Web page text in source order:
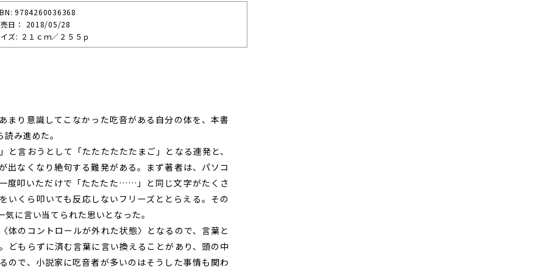
9784260036368
⽇： 2018/05/28
ズ: ２１ｃｍ／２５５ｐ
り意識してこなかった吃音がある自分の体を、本書
み進めた。
言おうとして「たたたたたたまご」となる連発と、
出なくなり絶句する難発がある。まず著者は、パソコ
度叩いただけで「たたたた……」と同じ文字がたくさ
いくら叩いても反応しないフリーズととらえる。その
に言い当てられた思いとなった。
のコントロールが外れた状態〉となるので、言葉と
どもらずに済む言葉に言い換えることがあり、頭の中
ので、小説家に吃音者が多いのはそうした事情も関わ